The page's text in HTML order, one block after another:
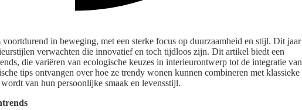
in beweging, met een sterke focus op duurzaamheid en stijl. Dit jaar
verwachten die innovatief en toch tijdloos zijn. Dit artikel biedt een
die variëren van ecologische keuzes in interieurontwerp tot de integratie van
tips ontvangen over hoe ze trendy wonen kunnen combineren met klassieke
van hun persoonlijke smaak en levensstijl.